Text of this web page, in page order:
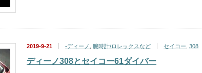
2019-9-21 -ディーノ 腕時計/ロレックスなど セイコー 308
ディーノ308とセイコー61ダイバー